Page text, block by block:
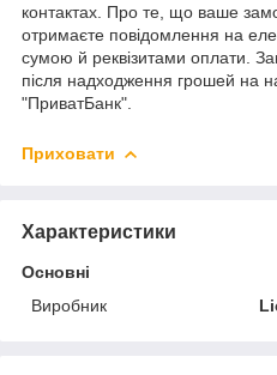
контактах. Про те, що ваше
отримаєте повідомлення на
сумою й реквізитами оплати.
після надходження грошей на
"ПриватБанк".
Приховати
Характеристики
Основні
Виробник